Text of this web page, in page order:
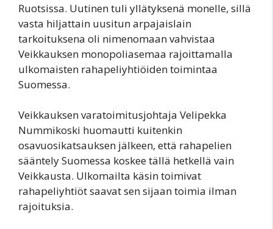
Ruotsissa. Uutinen tuli yllätyksenä monelle, sillä
vasta hiljattain uusitun arpajaislain
tarkoituksena oli nimenomaan vahvistaa
Veikkauksen monopoliasemaa rajoittamalla
ulkomaisten rahapeliyhtiöiden toimintaa
Suomessa.
Veikkauksen varatoimitusjohtaja Velipekka
Nummikoski huomautti kuitenkin
osavuosikatsauksen jälkeen, että rahapelien
sääntely Suomessa koskee tällä hetkellä vain
Veikkausta. Ulkomailta käsin toimivat
rahapeliyhtiöt saavat sen sijaan toimia ilman
rajoituksia.